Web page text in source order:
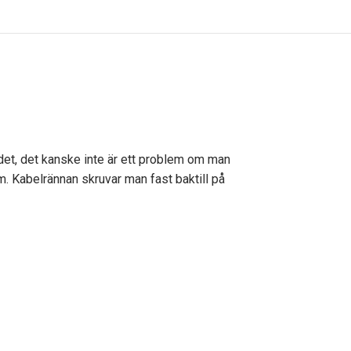
det kanske inte är ett problem om man
Kabelrännan skruvar man fast baktill på